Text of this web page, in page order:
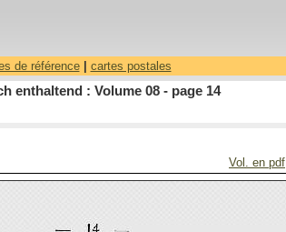
de référence| cartes postales
enthaltend : Volume 08 - page 14
Vol. en pdf